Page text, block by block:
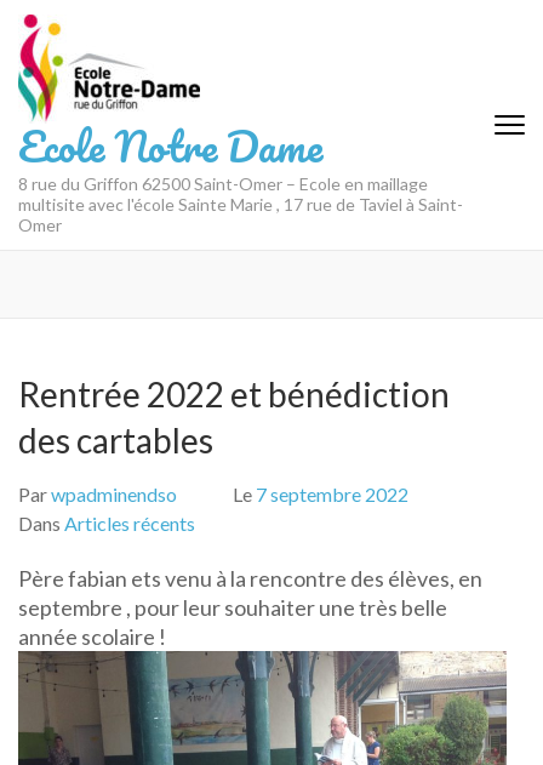
Aller
au
contenu
(Pressez
Entrée)
Ecole Notre Dame
8 rue du Griffon 62500 Saint-Omer – Ecole en maillage
multisite avec l'école Sainte Marie , 17 rue de Taviel à Saint-
Omer
Rentrée 2022 et bénédiction
des cartables
Parwpadminendso Le 7 septembre 2022
Dans Articles récents
Père fabian ets venu à la rencontre des élèves, en
septembre , pour leur souhaiter une très belle
année scolaire !